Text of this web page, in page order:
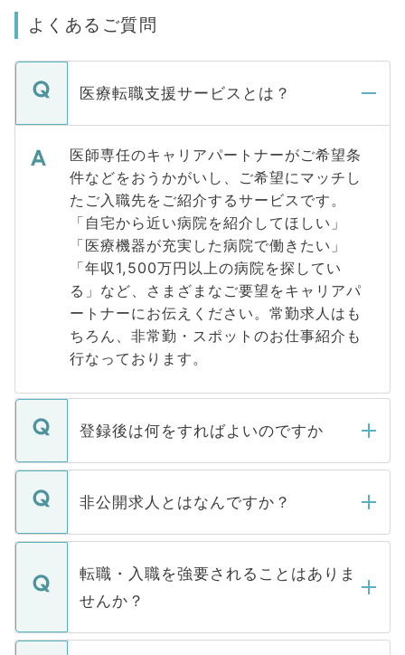
よくあるご質問
医療転職支援サービスとは？
医師専任のキャリアパートナーがご希望条
件などをおうかがいし、ご希望にマッチし
たご入職先をご紹介するサービスです。
「自宅から近い病院を紹介してほしい」
「医療機器が充実した病院で働きたい」
「年収1,500万円以上の病院を探してい
る」など、さまざまなご要望をキャリアパ
ートナーにお伝えください。常勤求人はも
ちろん、非常勤・スポットのお仕事紹介も
行なっております。
登録後は何をすればよいのですか
ご登録いただきましたら、弊社担当者がご
登録内容を確認し、その後メールもしくは
ます。通常、5営業日以内にはご連絡をせて
いただきますので、しばらくお待ちくださ
い。
非公開求人とはなんですか？
マイナビDOCTORで取り扱っている求人の
うち約3割は、Webサイトからご覧いただ
けない「非公開求人」です。非公開求人は
下記の理由によって、一般には公開してい
ません。
転職・入職を強要されることはありま
せんか？
転職・入職を強要することは一切ありませ